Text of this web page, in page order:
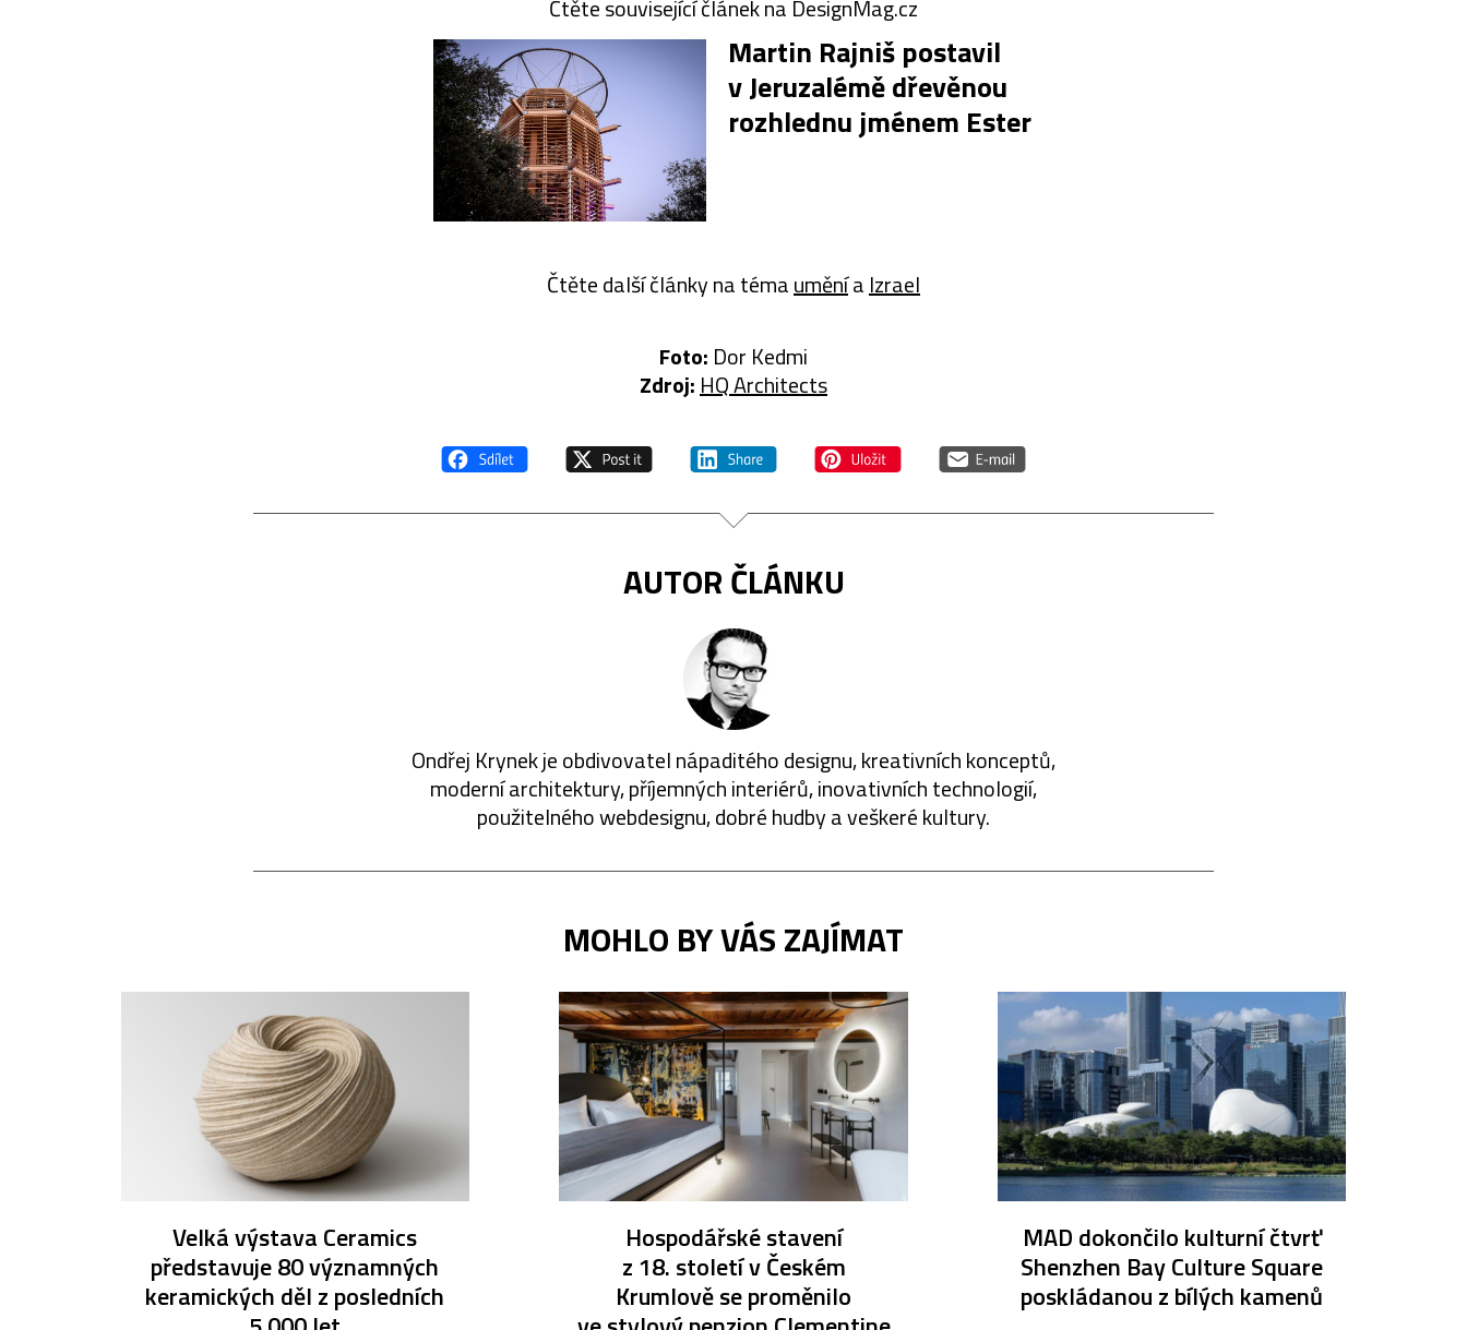
Čtěte související článek na DesignMag.cz
Martin Rajniš postavil
v Jeruzalémě dřevěnou
rozhlednu jménem Ester
Čtěte další články na témauměnía Izrael
Foto: Dor Kedmi
Zdroj: HQ Architects
AUTOR ČLÁNKU
Ondřej Krynek je obdivovatel nápaditého designu, kreativních konceptů,
moderní architektury, příjemných interiérů, inovativních technologií,
použitelného webdesignu, dobré hudby a veškeré kultury.
MOHLO BY VÁS ZAJÍMAT
Velká výstava Ceramics
představuje 80 významných
keramických děl z posledních
Hospodářské stavení
z 18. století v Českém
Krumlově se proměnilo
MAD dokončilo kulturní čtvrť
Shenzhen Bay Culture Square
poskládanou z bílých kamenů